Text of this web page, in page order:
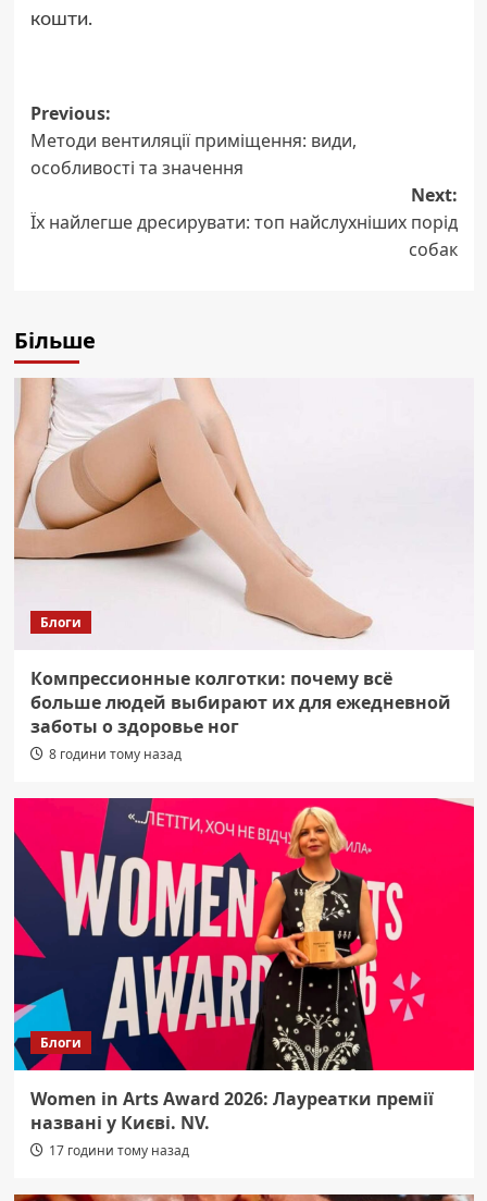
кошти.
Post
navigation
Previous:
Методи вентиляції приміщення: види,
особливості та значення
Next:
Їх найлегше дресирувати: топ найслухніших порід
собак
Більше
Блоги
Компрессионные колготки: почему всё
больше людей выбирают их для ежедневной
заботы о здоровье ног
8 години тому назад
Блоги
Women in Arts Award 2026: Лауреатки премії
названі у Києві. NV.
17 години тому назад